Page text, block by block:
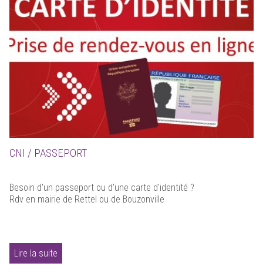
CNI / PASSEPORT
Besoin d'un passeport ou d'une carte d'identité ?
Rdv en mairie de Rettel ou de Bouzonville
Lire la suite